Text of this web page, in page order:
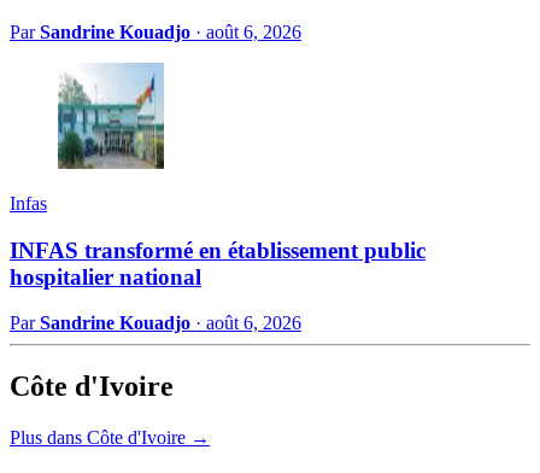
ParSandrine Kouadjo · août 6, 2026
Infas
INFAS transformé en établissement public
hospitalier national
ParSandrine Kouadjo · août 6, 2026
Côte d'Ivoire
Plus dans Côte d'Ivoire →